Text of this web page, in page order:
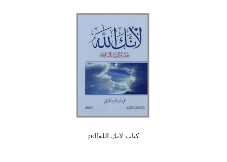
كتاب لانك اللهpdf